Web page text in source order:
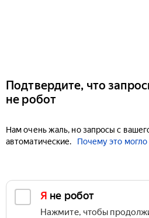
Подтвердите, что
не робот
Нам очень жаль, но запросы с
автоматические.
Почему это могло
Я не робот
Нажмите, чтобы